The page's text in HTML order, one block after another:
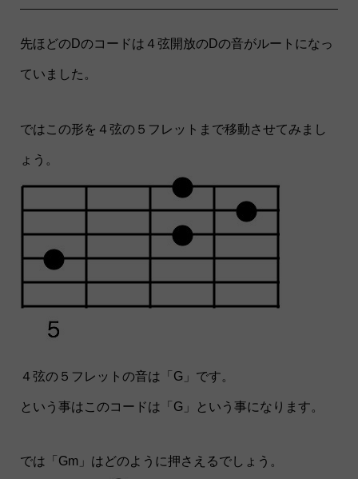
先ほどのDのコードは４弦開放のDの音がルートになっ
ていました。
ではこの形を４弦の５フレットまで移動させてみまし
ょう。
４弦の５フレットの音は「G」です。
という事はこのコードは「G」という事になります。
では「Gm」はどのように押さえるでしょう。